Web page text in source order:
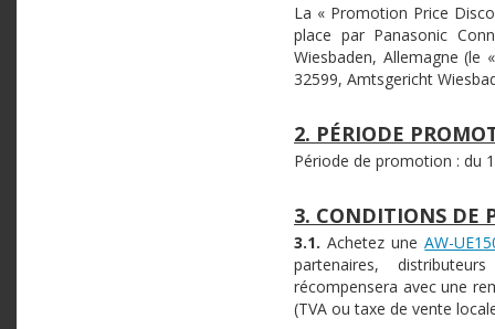
La « Promotion Price
place par Panasonic
Wiesbaden, Allemagne (le
32599, Amtsgericht
2. PÉRIODE
Période de promotion : du
3. CONDITIONS DE
3.1. Achetez uneAW-
partenaires,
récompensera avec une
(TVA ou taxe de vente